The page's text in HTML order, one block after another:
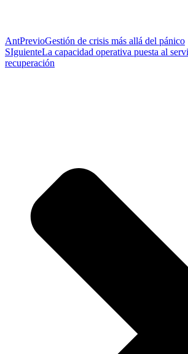
AntPrevioGestión de crisis más allá del pánico
SIguienteLa capacidad operativa puesta al
recuperación